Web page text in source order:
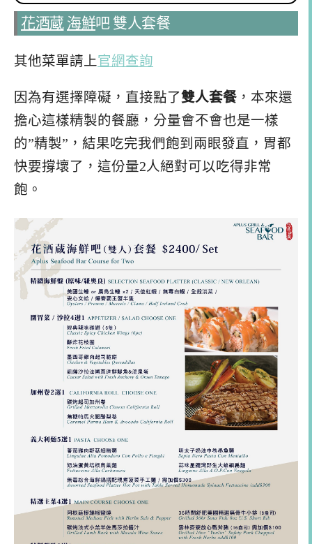
花酒蔵 海鮮吧 雙人套餐
其他菜單請上官網查詢
因為有選擇障礙，直接點了雙人套餐 ，本來還
擔心這樣精製的餐廳，分量會不會也是一樣
的”精製”，結果吃完我們飽到兩眼發直，胃都
快要撐壞了，這份量2人絕對可以吃得非常
飽。